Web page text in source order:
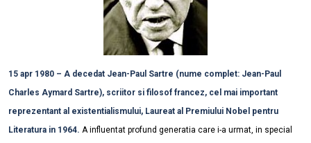
15 apr 1980 – A decedat Jean-Paul Sartre (nume complet: Jean-Paul
Charles Aymard Sartre), scriitor si filosof francez, cel mai important
reprezentant al existentialismului, Laureat al Premiului Nobel pentru
Literatura in 1964. A influentat profund generatia care i-a urmat, in special